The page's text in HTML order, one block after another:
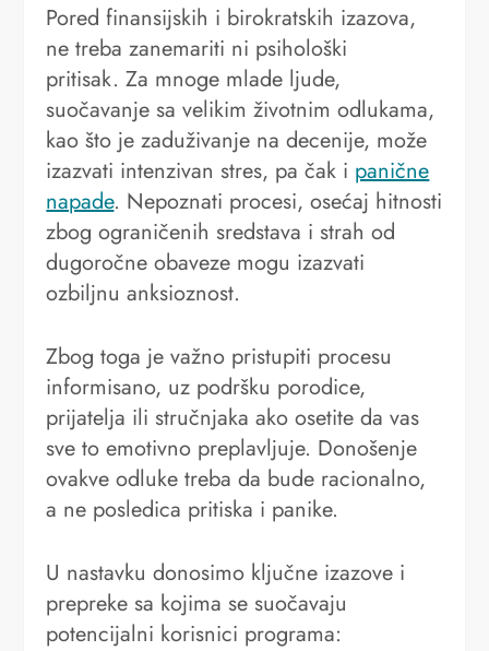
Pored finansijskih i birokratskih izazova,
ne treba zanemariti ni psihološki
pritisak. Za mnoge mlade ljude,
suočavanje sa velikim životnim odlukama,
kao što je zaduživanje na decenije, može
izazvati intenzivan stres, pa čak i panične
napade. Nepoznati procesi, osećaj hitnosti
zbog ograničenih sredstava i strah od
dugoročne obaveze mogu izazvati
ozbiljnu anksioznost.
Zbog toga je važno pristupiti procesu
informisano, uz podršku porodice,
prijatelja ili stručnjaka ako osetite da vas
sve to emotivno preplavljuje. Donošenje
ovakve odluke treba da bude racionalno,
a ne posledica pritiska i panike.
U nastavku donosimo ključne izazove i
prepreke sa kojima se suočavaju
potencijalni korisnici programa: